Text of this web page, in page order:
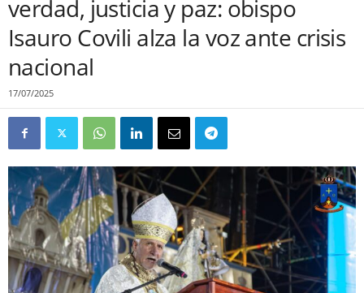
verdad, justicia y paz: obispo
Isauro Covili alza la voz ante crisis
nacional
17/07/2025